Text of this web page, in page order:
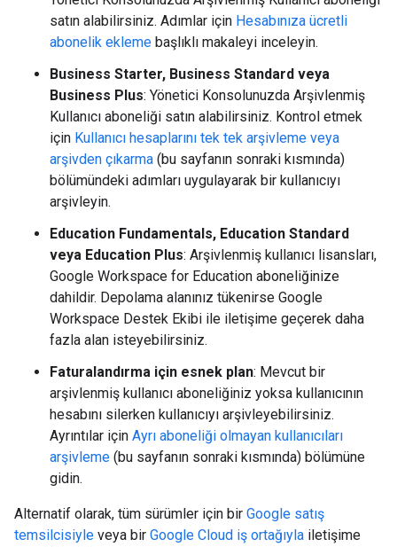
satın alabilirsiniz. Adımlar için Hesabınıza ücretli
abonelik ekleme başlıklı makaleyi inceleyin.
Business Starter, Business Standard veya
Business Plus: Yönetici Konsolunuzda Arşivlenmiş
Kullanıcı aboneliği satın alabilirsiniz. Kontrol etmek
için Kullanıcı hesaplarını tek tek arşivleme veya
arşivden çıkarma (bu sayfanın sonraki kısmında)
bölümündeki adımları uygulayarak bir kullanıcıyı
arşivleyin.
Education Fundamentals, Education Standard
veya Education Plus: Arşivlenmiş kullanıcı lisansları,
Google Workspace for Education aboneliğinize
dahildir. Depolama alanınız tükenirse Google
Workspace Destek Ekibi ile iletişime geçerek daha
fazla alan isteyebilirsiniz.
Faturalandırma için esnek plan: Mevcut bir
arşivlenmiş kullanıcı aboneliğiniz yoksa kullanıcının
hesabını silerken kullanıcıyı arşivleyebilirsiniz.
Ayrıntılar için Ayrı aboneliği olmayan kullanıcıları
arşivleme (bu sayfanın sonraki kısmında) bölümüne
gidin.
Alternatif olarak, tüm sürümler için bir Google satış
temsilcisiyle veya bir Google Cloud iş ortağıyla iletişime